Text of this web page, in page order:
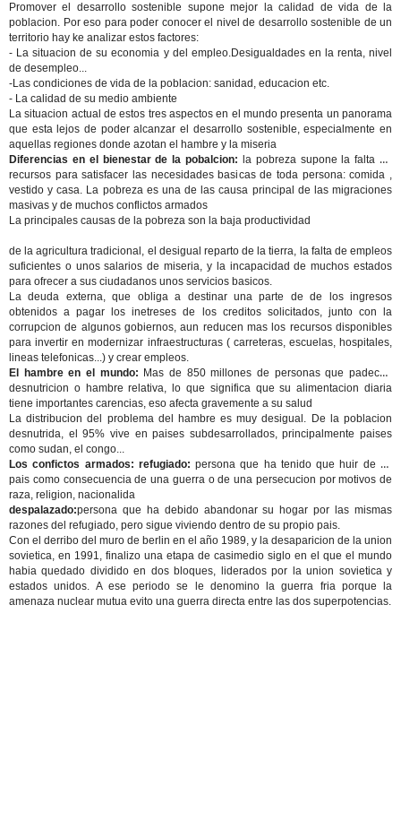
Promover el desarrollo sostenible supone mejor la calidad de vida de la
poblacion. Por eso para poder conocer el nivel de desarrollo sostenible de un
territorio hay ke analizar estos factores:
- La situacion de su economia y del empleo.Desigualdades en la renta, nivel
de desempleo...
-Las condiciones de vida de la poblacion: sanidad, educacion etc.
- La calidad de su medio ambiente
La situacion actual de estos tres aspectos en el mundo presenta un panorama
que esta lejos de poder alcanzar el desarrollo sostenible, especialmente en
aquellas regiones donde azotan el hambre y la miseria
Diferencias en el bienestar de la pobalcion:
la pobreza supone la falta de
recursos para satisfacer las necesidades basicas de toda persona: comida ,
vestido y casa. La pobreza es una de las causa principal de las migraciones
masivas y de muchos conflictos armados
La principales causas de la pobreza son la baja productividad
de la agricultura tradicional, el desigual reparto de la tierra, la falta de empleos
suficientes o unos salarios de miseria, y la incapacidad de muchos estados
para ofrecer a sus ciudadanos unos servicios basicos.
La deuda externa, que obliga a destinar una parte de de los ingresos
obtenidos a pagar los inetreses de los creditos solicitados, junto con la
corrupcion de algunos gobiernos, aun reducen mas los recursos disponibles
para invertir en modernizar infraestructuras ( carreteras, escuelas, hospitales,
lineas telefonicas...) y crear empleos.
El hambre en el mundo: Mas de 850 millones de personas que padecen
desnutricion o hambre relativa, lo que significa que su alimentacion diaria
tiene importantes carencias, eso afecta gravemente a su salud
La distribucion del problema del hambre es muy desigual. De la poblacion
desnutrida, el 95% vive en paises subdesarrollados, principalmente paises
como sudan, el congo...
Los confictos armados: refugiado:persona que ha tenido que huir de su
pais como consecuencia de una guerra o de una persecucion por motivos de
raza, religion, nacionalida
despalazado:persona que ha debido abandonar su hogar por las mismas
razones del refugiado, pero sigue viviendo dentro de su propio pais.
Con el derribo del muro de berlin en el año 1989, y la desaparicion de la union
sovietica, en 1991, finalizo una etapa de casimedio siglo en el que el mundo
habia quedado dividido en dos bloques, liderados por la union sovietica y
estados unidos. A ese periodo se le denomino la guerra fria porque la
amenaza nuclear mutua evito una guerra directa entre las dos superpotencias.